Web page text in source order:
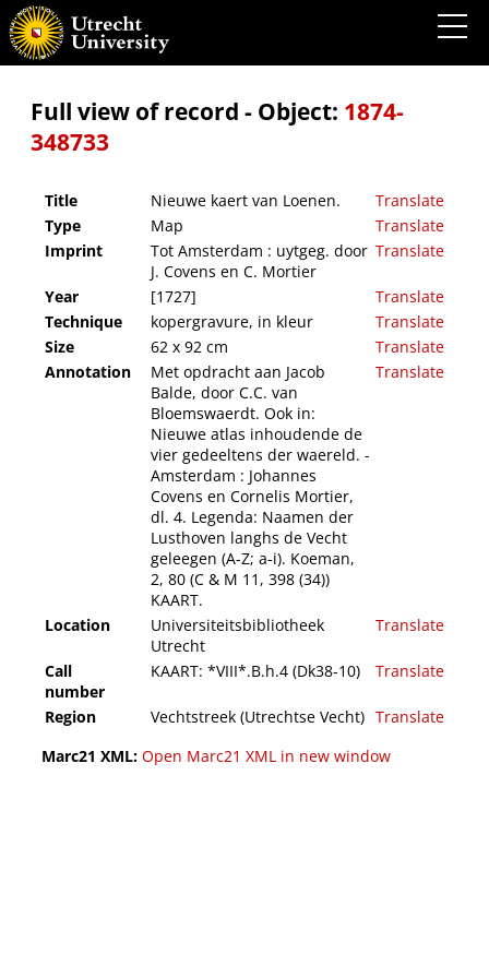
Nieuwe kaert van Loenen.
Full view of record - Object: 1874-
348733
Title Nieuwe kaert van Loenen.
Translate
Type
Map
Translate
Imprint
Tot Amsterdam : uytgeg. door
J. Covens en C. Mortier
Translate
Year [1727]
Translate
Technique
kopergravure, in kleur
Translate
Size
62 x 92 cm
Translate
Annotation
Met opdracht aan Jacob
Balde, door C.C. van
Bloemswaerdt. Ook in:
Nieuwe atlas inhoudende de
vier gedeeltens der waereld. -
Amsterdam : Johannes
Covens en Cornelis Mortier,
dl. 4. Legenda: Naamen der
Lusthoven langhs de Vecht
geleegen (A-Z; a-i). Koeman,
2, 80 (C & M 11, 398 (34))
KAART.
Translate
Location
Universiteitsbibliotheek
Utrecht
Translate
Call
number
KAART: *VIII*.B.h.4 (Dk38-10) Translate
Region Vechtstreek (Utrechtse Vecht) Translate
Marc21 XML: Open Marc21 XML in new window